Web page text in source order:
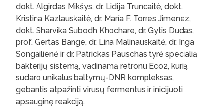
dokt. Algirdas Mikšys, dr. Lidija Truncaitė, dokt.
Kristina Kazlauskaitė, dr. María F. Torres Jimenez,
dokt. Sharvika Subodh Khochare, dr. Gytis Dudas,
prof. Gertas Bange, dr. Lina Malinauskaitė, dr. Inga
Songailienė ir dr. Patrickas Pauschas tyrė specialią
bakterijų sistemą, vadinamą retronu Eco2, kurią
sudaro unikalus baltymų-DNR kompleksas,
gebantis atpažinti virusų fermentus ir inicijuoti
apsauginę reakciją.